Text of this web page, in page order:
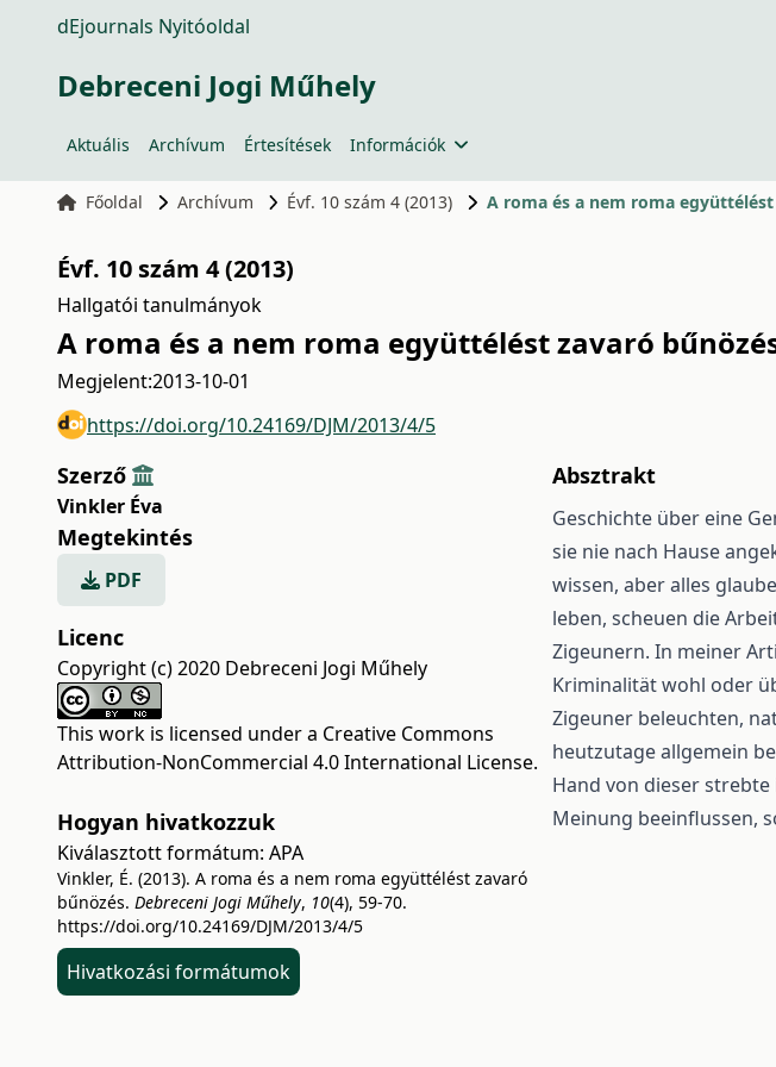
dEjournals Nyitóoldal
Debreceni Jogi Műhely
Aktuális Archívum Értesítések Információk
Főoldal Archívum Évf. 10 szám 4 (2013) A roma és a nem roma
Évf. 10 szám 4 (2013)
Hallgatói tanulmányok
A roma és a nem roma együttélést zavaró
Megjelent:2013-10-01
https://doi.org/10.24169/DJM/2013/4/5
Szerző
Vinkler Éva
Megtekintés
PDF
Licenc
Copyright (c) 2020 Debreceni Jogi Műhely
This work is licensed under a Creative Commons
Attribution-NonCommercial 4.0 International License.
Hogyan hivatkozzuk
Kiválasztott formátum: APA
Vinkler, É. (2013). A roma és a nem roma együttélést zavaró
bűnözés. Debreceni Jogi Műhely, 10(4), 59-70.
https://doi.org/10.24169/DJM/2013/4/5
Hivatkozási formátumok
Absztrakt
Geschichte über eine
sie nie nach Hause
wissen, aber alles
leben, scheuen die
Zigeunern. In meiner
Kriminalität wohl oder
Zigeuner beleuchten,
heutzutage allgemein
Hand von dieser
Meinung beeinflussen,